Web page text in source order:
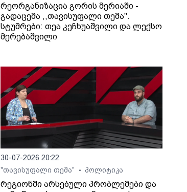
რეორგანიზაცია გორის მერიაში -
გადაცემა ,,თავისუფალი თემა".
სტუმრები: თეა კეჩხუაშვილი და ლექსო
მერებაშვილი
30-07-2026 20:22
"თავისუფალი თემა"
• პოლიტიკა
რეგიონში არსებული პრობლემები და